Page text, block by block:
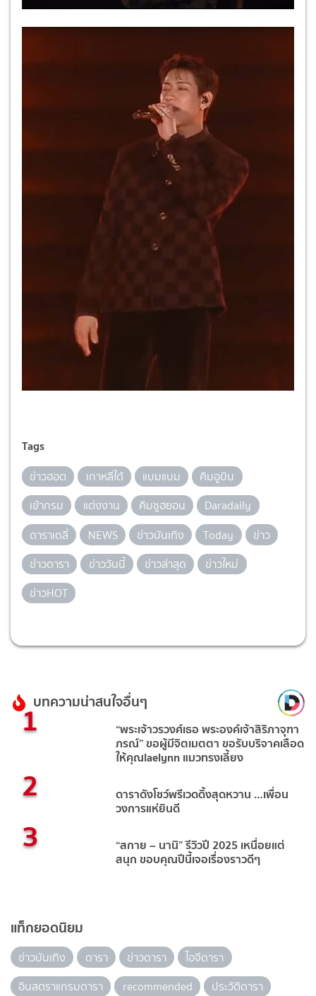
Tags
ข่าวฮอต เกาหลีใต้ แบมแบม
คิมอูบิน
เข้ากรม
แต่งงาน คิมซูฮยอน
Daradaily
ดาราเดลี่
NEWS ข่าวบันเทิง Today
ข่าว
ข่าวดารา
ข่าววันนี้ ข่าวล่าสุด
ข่าวใหม่
ข่าวHOT
บทความน่าสนใจอื่นๆ
1 “พระเจ้าวรวงศ์เธอ พระองค์เจ้าสิริภาจุฑา
ภรณ์” ขอผู้มีจิตเมตตา ขอรับบริจาคเลือด
ให้คุณlaelynn แมวทรงเลี้ยง
2 ดาราดังโชว์พรีเวดดิ้งสุดหวาน …เพื่อน
วงการแห่ยินดี
3 “สกาย – นานิ” รีวิวปี 2025 เหนื่อยแต่
สนุก ขอบคุณปีนี้เจอเรื่องราวดีๆ
แท็กยอดนิยม
ข่าวบันเทิง ดารา ข่าวดารา
ไอจีดารา
อินสตราแกรมดารา
recommended
ประวัติดารา